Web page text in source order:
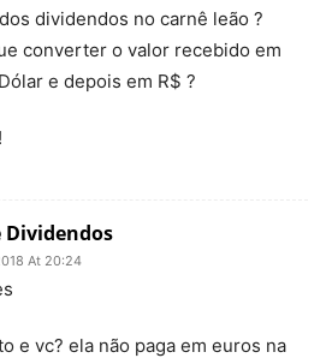
dividendos no carnê leão ?
converter o valor recebido em
e depois em R$ ?
Dividendos
At 20:24
e vc? ela não paga em euros na